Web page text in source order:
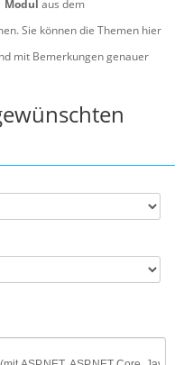
Modul aus dem
Sie können die Themen hier
mit Bemerkungen genauer